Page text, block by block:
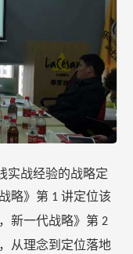
实战经验的战略定
略》第 1 讲定位该
新一代战略》第 2
从理念到定位落地